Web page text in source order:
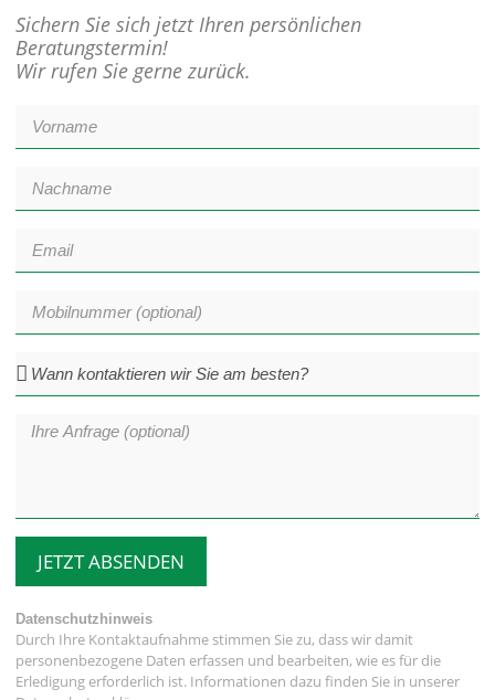
Sichern Sie sich jetzt Ihren persönlichen
Beratungstermin!
Wir rufen Sie gerne zurück.
JETZT ABSENDEN
Datenschutzhinweis
Durch Ihre Kontaktaufnahme stimmen Sie zu, dass wir damit
personenbezogene Daten erfassen und bearbeiten, wie es für die
Erledigung erforderlich ist. Informationen dazu finden Sie in unserer